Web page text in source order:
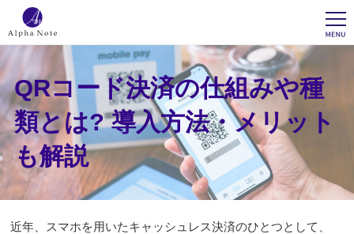
QRコード決済の仕組みや種
類とは? 導入方法・メリット
も解説
近年、スマホを用いたキャッシュレス決済のひとつとして、